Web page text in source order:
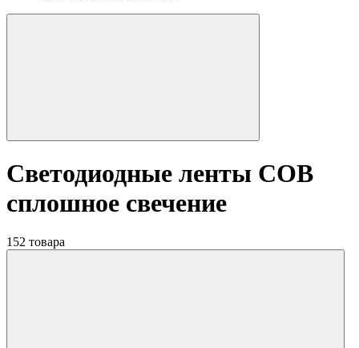
Светодиодные ленты COB
сплошное свечение
152 товара